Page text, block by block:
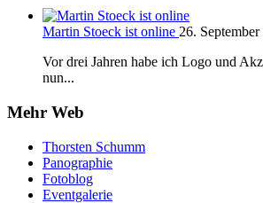
Martin Stoeck ist online 26.
Vor drei Jahren habe ich Logo und
nun...
Mehr Web
Thorsten Schumm
Panographie
Fotoblog
Eventgalerie